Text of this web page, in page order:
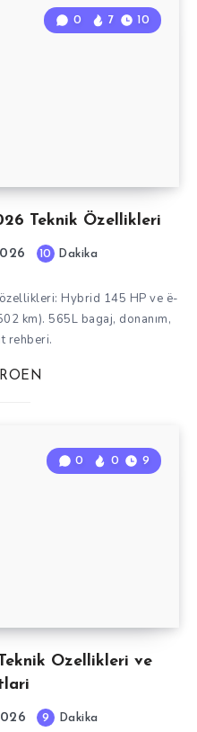
Teknik Özellikleri
0 7 10
10 Dakika
Hybrid 145 HP ve ë-
km). 565L bagaj, donanım,
rehberi.
Ozellikleri ve
0 0 9
9 Dakika